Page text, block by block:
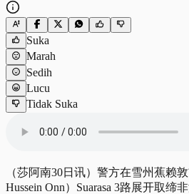
Suka
Marah
Sedih
Lucu
Tidak Suka
（莎阿南30日讯）警方在雪州蕉赖
Hussein Onn）Suarasa 3路展开取缔